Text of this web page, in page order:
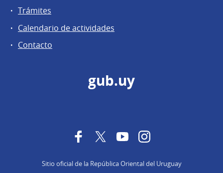
Trámites
Calendario de actividades
Contacto
gub.uy
FacebookTwitterYouTubeInstagram
Sitio oficial de la República Oriental del Uruguay